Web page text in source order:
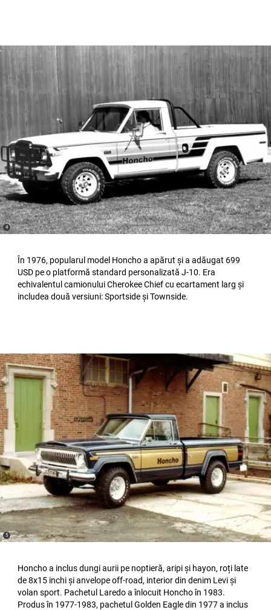
În 1976, popularul model Honcho a apărut și a adăugat 699
USD pe o platformă standard personalizată J-10. Era
echivalentul camionului Cherokee Chief cu ecartament larg și
includea două versiuni: Sportside și Townside.
(
Disclosure
4)
Honcho a inclus dungi aurii pe noptieră, aripi și hayon, roți late
de 8x15 inchi și anvelope off-road, interior din denim Levi și
volan sport. Pachetul Laredo a înlocuit Honcho în 1983.
Produs în 1977-1983, pachetul Golden Eagle din 1977 a inclus
(
Disclosure
5)